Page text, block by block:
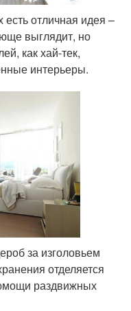
отличная идея –
выглядит, но
как хай-тек,
интерьеры.
за изголовьем
отделяется
раздвижных